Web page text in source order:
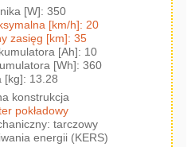
[W]: 350
[km/h]: 20
zasięg [km]: 35
[Ah]: 10
[Wh]: 360
[kg]: 13.28
konstrukcja
pokładowy
tarczowy
energii (KERS)